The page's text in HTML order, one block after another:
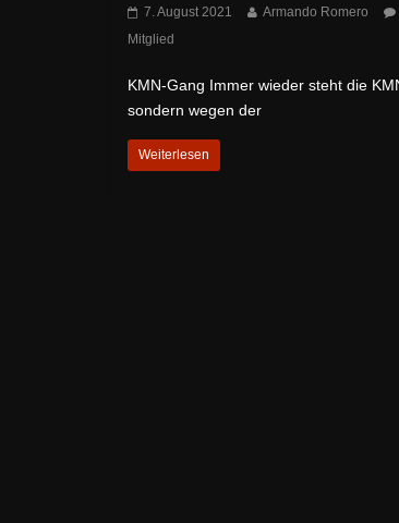
7. August 2021 Armando Romero
Mitglied
KMN-Gang Immer wieder steht die
sondern wegen der
Weiterlesen